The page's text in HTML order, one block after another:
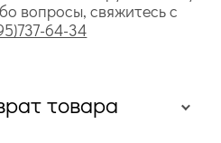
вопросы, свяжитесь с
64-34
товара